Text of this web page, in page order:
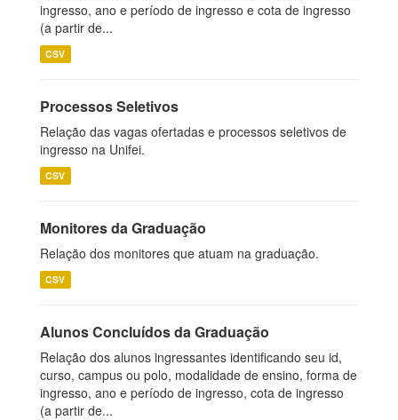
ingresso, ano e período de ingresso e cota de ingresso
(a partir de...
CSV
Processos Seletivos
Relação das vagas ofertadas e processos seletivos de
ingresso na Unifei.
CSV
Monitores da Graduação
Relação dos monitores que atuam na graduação.
CSV
Alunos Concluídos da Graduação
Relação dos alunos ingressantes identificando seu id,
curso, campus ou polo, modalidade de ensino, forma de
ingresso, ano e período de ingresso, cota de ingresso
(a partir de...